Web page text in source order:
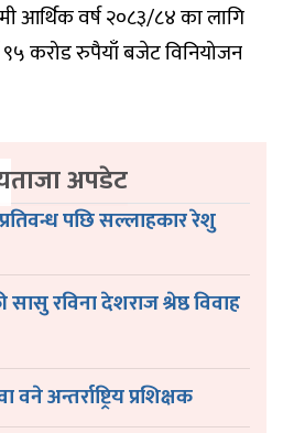
आर्थिक वर्ष २०८३/८४ का लागि
९५ करोड रुपैयाँ बजेट विनियोजन
ताजा अपडेट
पछि सल्लाहकार रेशु
सासु रविना देशराज श्रेष्ठ विवाह
अन्तर्राष्ट्रिय प्रशिक्षक